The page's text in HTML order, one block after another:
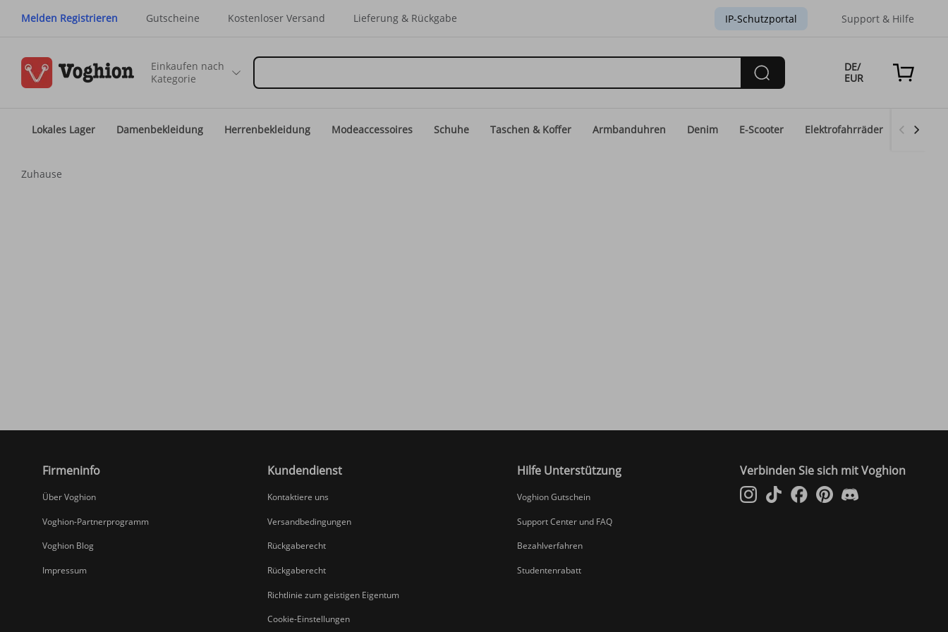
Melden Registrieren Gutscheine Kostenloser Versand Lieferung & Rückgabe IP-Schutzportal Support & Hilfe
Einkaufen nach
Kategorie
DE/
EUR
Lokales Lager Damenbekleidung Herrenbekleidung Modeaccessoires Schuhe Taschen & Koffer Armbanduhren Denim E-Scooter Elektrofahrräder Eid-
Zuhause
Firmeninfo
Über Voghion
Voghion-Partnerprogramm
Voghion Blog
Impressum
Kundendienst
Kontaktiere uns
Versandbedingungen
Rückgaberecht
Rückgaberecht
Richtlinie zum geistigen Eigentum
Cookie-Einstellungen
Hilfe Unterstützung
Voghion Gutschein
Support Center und FAQ
Bezahlverfahren
Studentenrabatt
Verbinden Sie sich mit Voghion